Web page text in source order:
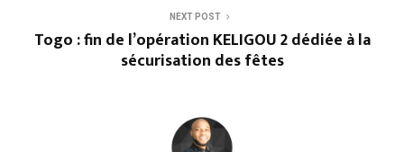
NEXT POST
Togo : fin de l’opération KELIGOU 2 dédiée à la
sécurisation des fêtes